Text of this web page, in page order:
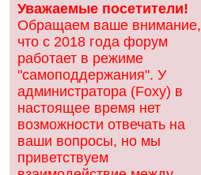
Уважаемые посетители!
Обращаем ваше внимание,
что с 2018 года форум
работает в режиме
"самоподдержания". У
администратора (Foxy) в
настоящее время нет
возможности отвечать на
ваши вопросы, но мы
приветствуем